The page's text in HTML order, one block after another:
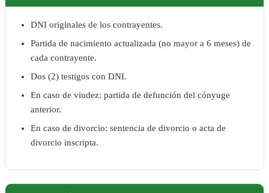
DNI originales de los contrayentes.
Partida de nacimiento actualizada (no mayor a 6 meses) de
cada contrayente.
Dos (2) testigos con DNI.
En caso de viudez: partida de defunción del cónyuge
anterior.
En caso de divorcio: sentencia de divorcio o acta de
divorcio inscripta.